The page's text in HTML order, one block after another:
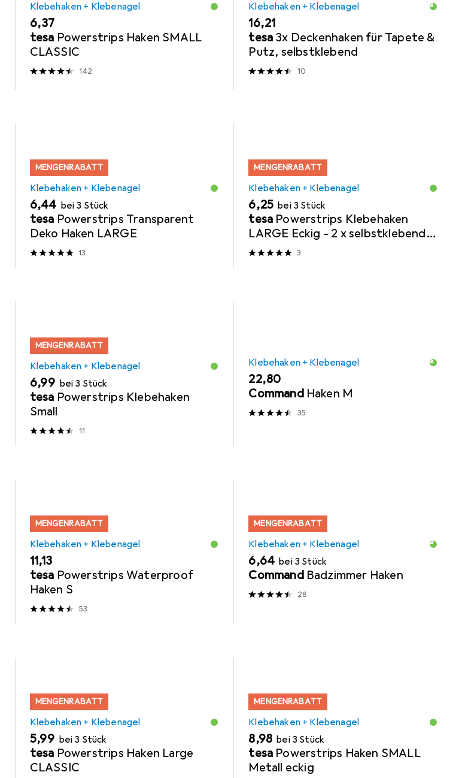
Klebehaken + Klebenagel
EUR
6,37
tesa Powerstrips Haken SMALL
CLASSIC
142
Klebehaken + Klebenagel
EUR
16,21
tesa 3x Deckenhaken für Tapete &
Putz, selbstklebend
10
MENGENRABATT
Klebehaken + Klebenagel
EUR
6,44 bei 3 Stück
tesa Powerstrips Transparent
Deko Haken LARGE
13
MENGENRABATT
Klebehaken + Klebenagel
EUR
6,25 bei 3 Stück
tesa Powerstrips Klebehaken
LARGE Eckig - 2 x selbstklebende
Wandhaken
3
MENGENRABATT
Klebehaken + Klebenagel
EUR
6,99 bei 3 Stück
tesa Powerstrips Klebehaken
Small
11
Klebehaken + Klebenagel
EUR
22,80
Command Haken M
35
MENGENRABATT
Klebehaken + Klebenagel
EUR
11,13
tesa Powerstrips Waterproof
Haken S
53
MENGENRABATT
Klebehaken + Klebenagel
EUR
6,64 bei 3 Stück
Command Badzimmer Haken
28
MENGENRABATT
Klebehaken + Klebenagel
EUR
5,99 bei 3 Stück
tesa Powerstrips Haken Large
CLASSIC
MENGENRABATT
Klebehaken + Klebenagel
EUR
8,98 bei 3 Stück
tesa Powerstrips Haken SMALL
Metall eckig